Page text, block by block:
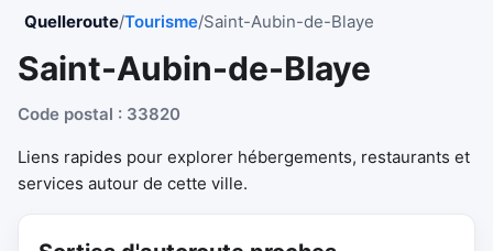
Quelleroute/Tourisme/Saint-Aubin-de-Blaye
Saint-Aubin-de-Blaye
Code postal : 33820
Liens rapides pour explorer hébergements, restaurants et
services autour de cette ville.